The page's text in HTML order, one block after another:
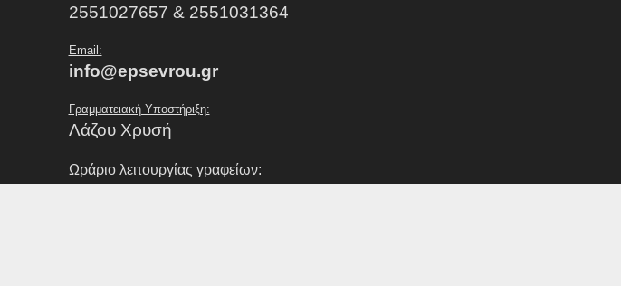
2551027657 & 2551031364
Email:
info@epsevrou.gr
Γραμματειακή Υποστήριξη:
Λάζου Χρυσή
Ωράριο λειτουργίας γραφείων: